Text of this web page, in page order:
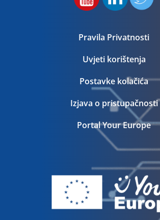
Pravila Privatnosti
Uvjeti korištenja
Postavke kolačića
Izjava o pristupačnosti
Portal Your Europe